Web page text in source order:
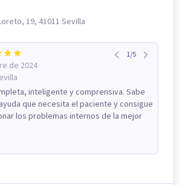
19, 41011 Sevilla
de 2024
1/5
inteligente y comprensiva. Sabe
que necesita el paciente y consigue
los problemas internos de la mejor